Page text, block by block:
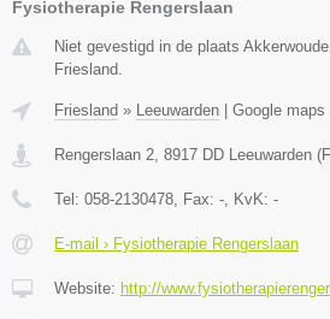
Fysiotherapie Rengerslaan
Niet gevestigd in de plaats
Friesland.
Friesland » Leeuwarden Google maps
Rengerslaan 2, 8917 DD Leeuwarden (
Tel: 058-2130478, Fax: -, KvK: -
E-mail › Fysiotherapie Rengerslaan
Website: http://